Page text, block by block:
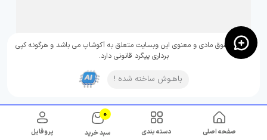
صفحه اصلی دسته بندی
0
سبد خرید پروفایل
تمامی حقوق مادی و معنوی این وبسایت متعلق به آکوشاپ می باشد و هرگونه کپی
برداری پیگرد قانونی دارد.
باهـوش ساخته شده !